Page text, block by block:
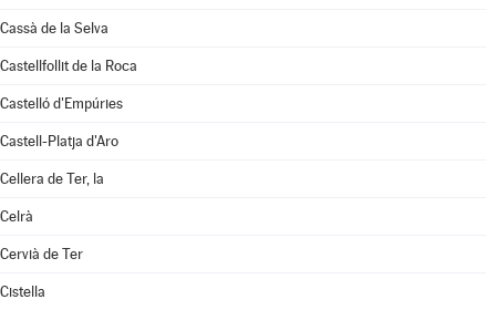
Cassà de la Selva
Castellfollit de la Roca
Castelló d'Empúries
Castell-Platja d'Aro
Cellera de Ter, la
Celrà
Cervià de Ter
Cistella